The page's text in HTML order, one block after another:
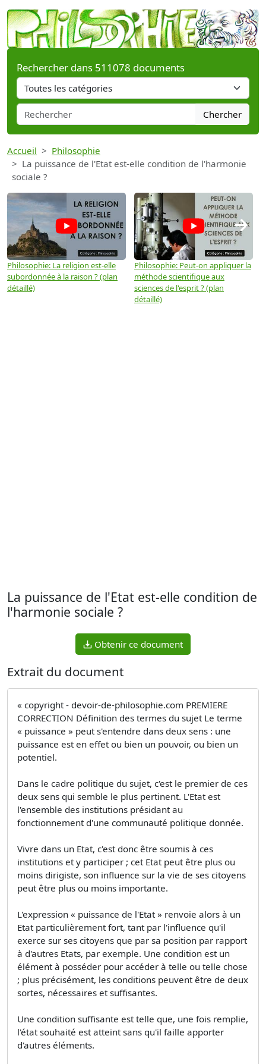
Rechercher dans 511078 documents
Chercher
Accueil
Philosophie
La puissance de l'Etat est-elle condition de l'harmonie
sociale ?
Philosophie: La religion est-elle
subordonnée à la raison ? (plan
détaillé)
Philosophie: Peut-on appliquer la
méthode scientifique aux
sciences de l'esprit ? (plan
détaillé)
→
La puissance de l'Etat est-elle condition de
l'harmonie sociale ?
Obtenir ce document
Extrait du document
« copyright - devoir-de-philosophie.com PREMIERE
CORRECTION Définition des termes du sujet Le terme
« puissance » peut s'entendre dans deux sens : une
puissance est en effet ou bien un pouvoir, ou bien un
potentiel.
Dans le cadre politique du sujet, c'est le premier de ces
deux sens qui semble le plus pertinent. L'Etat est
l'ensemble des institutions présidant au
fonctionnement d'une communauté politique donnée.
Vivre dans un Etat, c'est donc être soumis à ces
institutions et y participer ; cet Etat peut être plus ou
moins dirigiste, son influence sur la vie de ses citoyens
peut être plus ou moins importante.
L'expression « puissance de l'Etat » renvoie alors à un
Etat particulièrement fort, tant par l'influence qu'il
exerce sur ses citoyens que par sa position par rapport
à d'autres Etats, par exemple. Une condition est un
élément à posséder pour accéder à telle ou telle chose
; plus précisément, les conditions peuvent être de deux
sortes, nécessaires et suffisantes.
Une condition suffisante est telle que, une fois remplie,
l'état souhaité est atteint sans qu'il faille apporter
d'autres éléments.